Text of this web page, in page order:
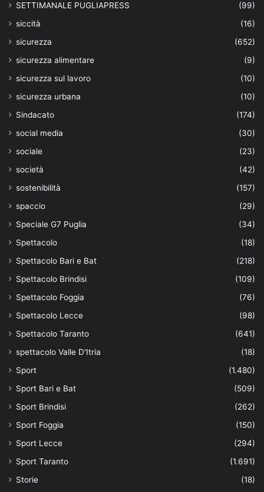
SETTIMANALE PUGLIAPRESS
(99)
siccità
(16)
sicurezza
(652)
sicurezza alimentare
(9)
sicurezza sul lavoro
(10)
sicurezza urbana
(10)
Sindacato
(174)
social media
(30)
sociale
(23)
società
(42)
sostenibilità
(157)
spaccio
(29)
Speciale G7 Puglia
(34)
Spettacolo
(18)
Spettacolo Bari e Bat
(218)
Spettacolo Brindisi
(109)
Spettacolo Foggia
(76)
Spettacolo Lecce
(98)
Spettacolo Taranto
(641)
spettacolo Valle D'Itria
(18)
Sport
(1.480)
Sport Bari e Bat
(509)
Sport Brindisi
(262)
Sport Foggia
(150)
Sport Lecce
(294)
Sport Taranto
(1.691)
Storie
(18)